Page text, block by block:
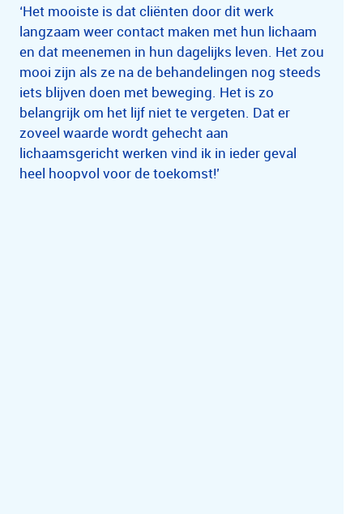
‘Het mooiste is dat cliënten door dit werk
langzaam weer contact maken met hun lichaam
en dat meenemen in hun dagelijks leven. Het zou
mooi zijn als ze na de behandelingen nog steeds
iets blijven doen met beweging. Het is zo
belangrijk om het lijf niet te vergeten. Dat er
zoveel waarde wordt gehecht aan
lichaamsgericht werken vind ik in ieder geval
heel hoopvol voor de toekomst!’